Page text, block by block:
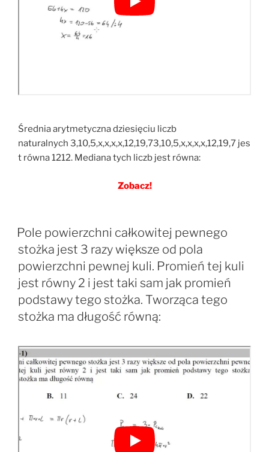
Średnia arytmetyczna dziesięciu liczb
naturalnych 3,10,5,x,x,x,x,12,19,73,10,5,x,x,x,x,12,19,7 jes
t równa 1212. Mediana tych liczb jest równa:
Zobacz!
Pole powierzchni całkowitej pewnego
stożka jest 3 razy większe od pola
powierzchni pewnej kuli. Promień tej kuli
jest równy 2 i jest taki sam jak promień
podstawy tego stożka. Tworząca tego
stożka ma długość równą: